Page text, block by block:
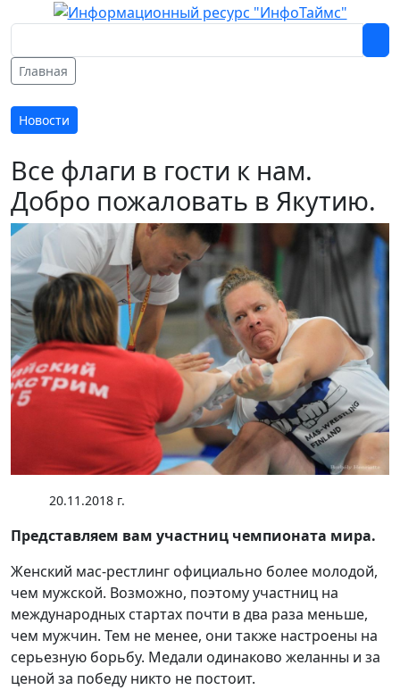
Главная
Новости
Все флаги в гости к нам.
Добро пожаловать в Якутию.
20.11.2018 г.
Представляем вам участниц чемпионата мира.
Женский мас-рестлинг официально более молодой,
чем мужской. Возможно, поэтому участниц на
международных стартах почти в два раза меньше,
чем мужчин. Тем не менее, они также настроены на
серьезную борьбу. Медали одинаково желанны и за
ценой за победу никто не постоит.